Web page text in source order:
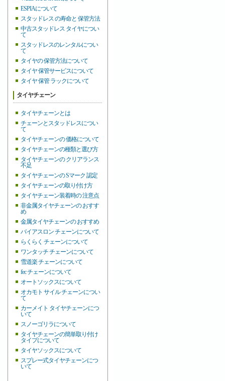
ESPIAについて
スタッドレス の寿命と 保管方法
中古スタッドレス タイヤについ
て
スタッドレスのレンタルについ
て
タイヤの 保管方法について
タイヤ 保管サービスについて
タイヤ 保管 ラックについて
タイヤチェーン
タイヤチェーンとは
チェーンとスタッドレスについ
て
タイヤチェーンの 価格について
タイヤチェーンの種類と選び方
タイヤチェーンの クリアランス
不足
タイヤチェーンの Sマーク 認定
タイヤチェーンの取り付け方
タイヤチェーン装着時の 注意点
非金属タイヤチェーンの おすす
め
金属タイヤチェーンの おすすめ
バイアスロン チェーンについて
らくらく チェーンについて
ワンタッチ チェーンについて
雪道楽 チェーンについて
fec チェーンについて
オートソックスについて
オカモト サイル チェーンについ
て
カーメイト タイヤチェーンにつ
いて
スノーゴリラについて
タイヤチェーンの簡単取り付け
タイプについて
タイヤソックスについて
スプレー式タイヤチェーンにつ
いて